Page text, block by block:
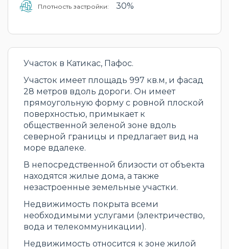
Плотность застройки: 30%
Участок в Катикас, Пафос.
Участок имеет площадь 997 кв.м, и фасад
28 метров вдоль дороги. Он имеет
прямоугольную форму с ровной плоской
поверхностью, примыкает к
общественной зеленой зоне вдоль
северной границы и предлагает вид на
море вдалеке.
В непосредственной близости от объекта
находятся жилые дома, а также
незастроенные земельные участки.
Недвижимость покрыта всеми
необходимыми услугами (электричество,
вода и телекоммуникации).
Недвижимость относится к зоне жилой